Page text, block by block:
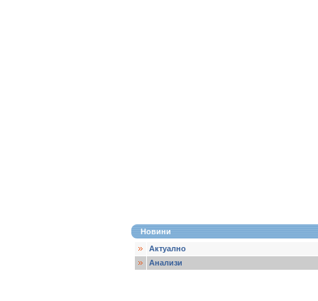
Новини
Актуално
Анализи